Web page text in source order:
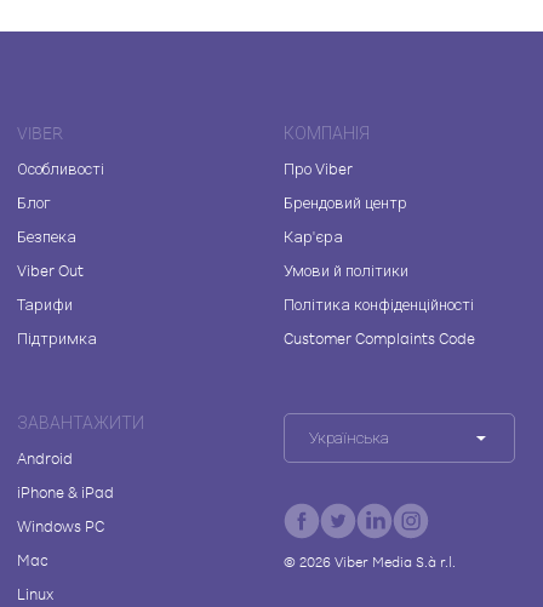
VIBER
Особливості
Блог
Безпека
Viber Out
Тарифи
Підтримка
КОМПАНІЯ
Про Viber
Брендовий центр
Кар'єра
Умови й політики
Політика конфіденційності
Customer Complaints Code
ЗАВАНТАЖИТИ
Android
iPhone & iPad
Windows PC
Mac
Linux
Українська
© 2026Viber Media S.à r.l.